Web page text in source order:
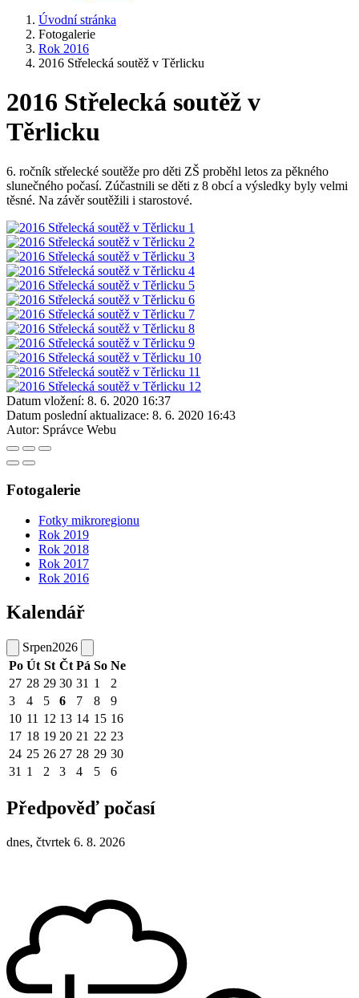
Úvodní stránka
Fotogalerie
Rok 2016
2016 Střelecká soutěž v Těrlicku
2016 Střelecká soutěž v
Těrlicku
6. ročník střelecké soutěže pro děti ZŠ proběhl letos za pěkného
slunečného počasí. Zúčastnili se děti z 8 obcí a výsledky byly velmi
těsné. Na závěr soutěžili i starostové.
Datum vložení: 8. 6. 2020 16:37
Datum poslední aktualizace: 8. 6. 2020 16:43
Autor: Správce Webu
Fotogalerie
Fotky mikroregionu
Rok 2019
Rok 2018
Rok 2017
Rok 2016
Kalendář
Srpen2026
Po Út St Čt Pá So Ne
27 28 29 30 31 1
2
3
4 5 6 7 8
9
10 11 12 13 14 15 16
17 18 19 20 21 22 23
24 25 26 27 28 29 30
31 1 2 3 4 5 6
Předpověď počasí
dnes, čtvrtek 6. 8. 2026